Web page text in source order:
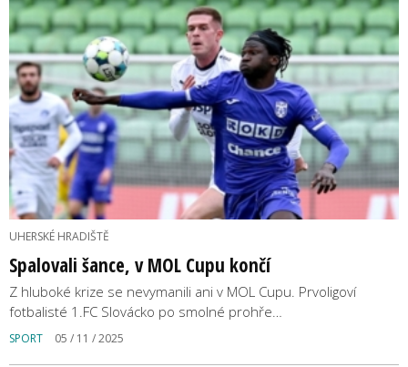
UHERSKÉ HRADIŠTĚ
Spalovali šance, v MOL Cupu končí
Z hluboké krize se nevymanili ani v MOL Cupu. Prvoligoví
fotbalisté 1.FC Slovácko po smolné prohře…
SPORT 05 / 11 / 2025